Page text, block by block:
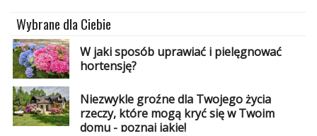
Wybrane dla Ciebie
W jaki sposób uprawiać i pielęgnować
hortensję?
Niezwykle groźne dla Twojego życia
rzeczy, które mogą kryć się w Twoim
domu - poznaj jakie!